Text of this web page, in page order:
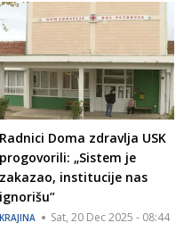
Radnici Doma zdravlja USK
progovorili: „Sistem je
zakazao, institucije nas
ignorišu”
KRAJINA Sat, 20 Dec 2025 - 08:44